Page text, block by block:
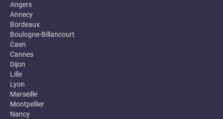
Angers
Annecy
Bordeaux
Boulogne-Billancourt
Caen
Cannes
Dijon
Lille
Lyon
Marseille
Montpellier
Nancy